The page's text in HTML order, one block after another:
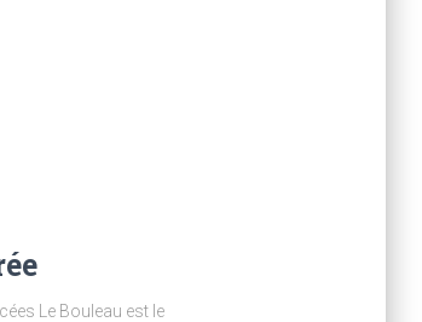
Le Bouleau est le